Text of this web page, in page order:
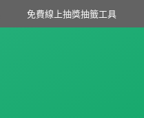
免費線上抽獎抽籤工具